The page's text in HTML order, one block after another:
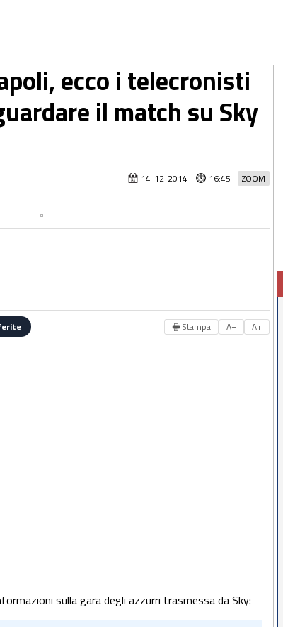
ecco i telecronisti
il match su Sky
ZOOM
14-12-2014 16:45
🖶 Stampa A− A+
sulla gara degli azzurri trasmessa da Sky: